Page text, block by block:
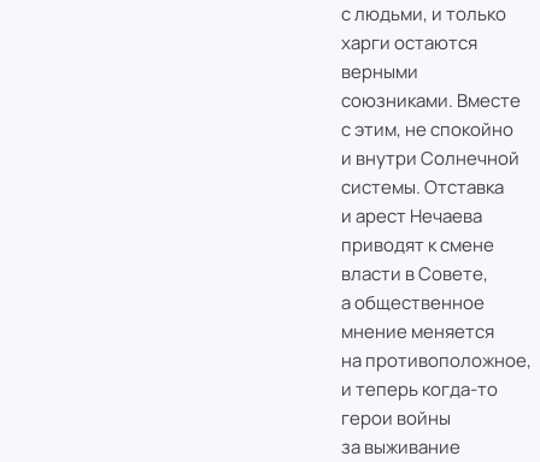
с людьми, и только
харги остаются
верными
союзниками. Вместе
с этим, не спокойно
и внутри Солнечной
системы. Отставка
и арест Нечаева
приводят к смене
власти в Совете,
а общественное
мнение меняется
на противоположное,
и теперь когда-то
герои войны
за выживание